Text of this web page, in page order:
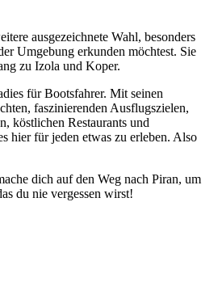
ausgezeichnete Wahl, besonders
Umgebung erkunden möchtest. Sie
zu Izola und Koper.
für Bootsfahrer. Mit seinen
faszinierenden Ausflugszielen,
köstlichen Restaurants und
hier für jeden etwas zu erleben. Also
dich auf den Weg nach Piran, um
du nie vergessen wirst!